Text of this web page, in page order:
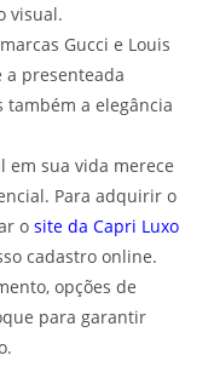
visual.
Gucci e Louis
a presenteada
também a elegância
em sua vida merece
Para adquirir o
osite da Capri Luxo
cadastro online.
opções de
para garantir